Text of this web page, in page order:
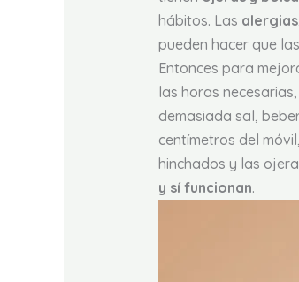
hábitos. Las alergias
pueden hacer que
Entonces para
las horas
demasiada sal,
centímetros del
hinchados y las
y sí funcionan.